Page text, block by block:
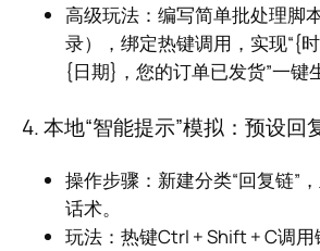
高级玩法：编写简单批处理脚
录），绑定热键调用，实现“{
{日期}，您的订单已发货”一键
4. 本地“智能提示”模拟：预设回
操作步骤：新建分类“回复链”
话术。
玩法：热键Ctrl + Shift + C调